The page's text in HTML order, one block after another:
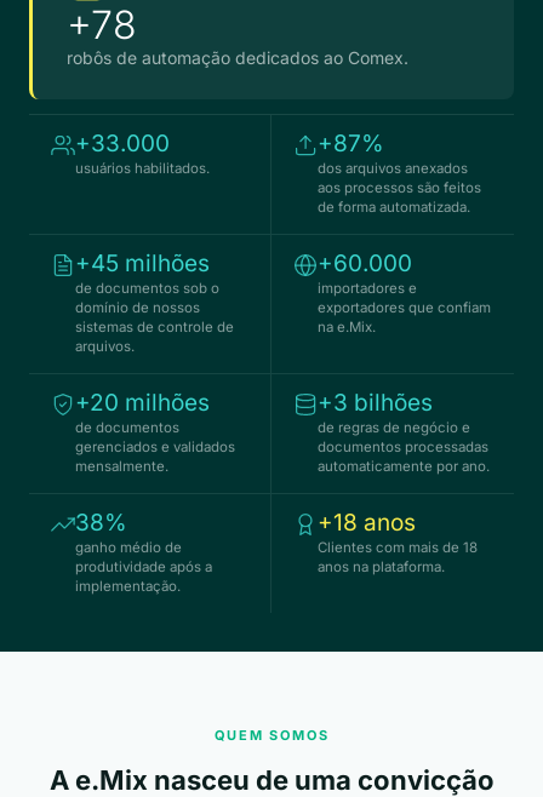
+78
robôs de automação dedicados ao Comex.
+33.000
usuários habilitados.
+87%
dos arquivos anexados
aos processos são feitos
de forma automatizada.
+45 milhões
de documentos sob o
domínio de nossos
sistemas de controle de
arquivos.
+60.000
importadores e
exportadores que confiam
na e.Mix.
+20 milhões
de documentos
gerenciados e validados
mensalmente.
+3 bilhões
de regras de negócio e
documentos processadas
automaticamente por ano.
38%
ganho médio de
produtividade após a
implementação.
+18 anos
Clientes com mais de 18
anos na plataforma.
QUEM SOMOS
A e.Mix nasceu de uma convicção